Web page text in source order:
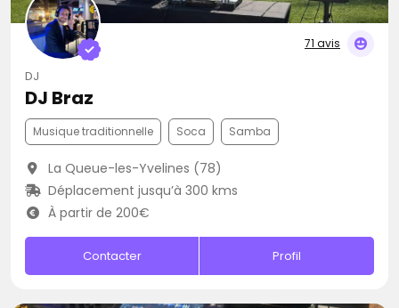
71 avis
DJ
DJ Braz
Musique traditionnelle Soca Samba
La Queue-les-Yvelines (78)
Déplacement jusqu’à 300 kms
À partir de 200€
Contacter Profil